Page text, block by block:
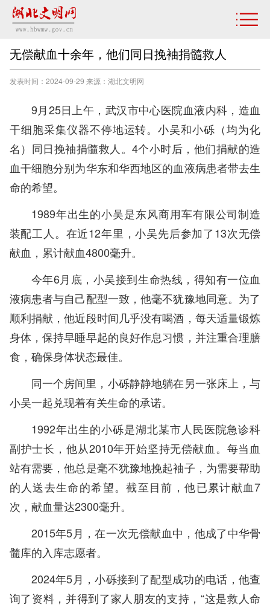
无偿献血十余年，他们同日挽袖捐髓救人
发表时间：2024-09-29 来源：湖北文明网
9月25日上午，武汉市中心医院血液内科，造血
干细胞采集仪器不停地运转。小吴和小砾（均为化
名）同日挽袖捐髓救人。4个小时后，他们捐献的造
血干细胞分别为华东和华西地区的血液病患者带去生
命的希望。
1989年出生的小吴是东风商用车有限公司制造
装配工人。在近12年里，小吴先后参加了13次无偿
献血，累计献血4800毫升。
今年6月底，小吴接到生命热线，得知有一位血
液病患者与自己配型一致，他毫不犹豫地同意。为了
顺利捐献，他近段时间几乎没有喝酒，每天适量锻炼
身体，保持早睡早起的良好作息习惯，并注重合理膳
食，确保身体状态最佳。
同一个房间里，小砾静静地躺在另一张床上，与
小吴一起兑现着有关生命的承诺。
1992年出生的小砾是湖北某市人民医院急诊科
副护士长，他从2010年开始坚持无偿献血。每当血
站有需要，他总是毫不犹豫地挽起袖子，为需要帮助
的人送去生命的希望。截至目前，他已累计献血7
次，献血量达2300毫升。
2015年5月，在一次无偿献血中，他成了中华骨
髓库的入库志愿者。
2024年5月，小砾接到了配型成功的电话，他查
询了资料，并得到了家人朋友的支持，“这是救人命